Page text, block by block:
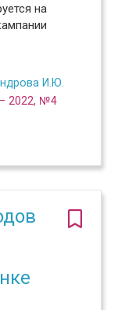
на
И.Ю.
2022, №4